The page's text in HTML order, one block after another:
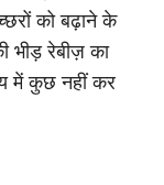
को बढ़ाने के
भीड़ रेबीज़ का
में कुछ नहीं कर